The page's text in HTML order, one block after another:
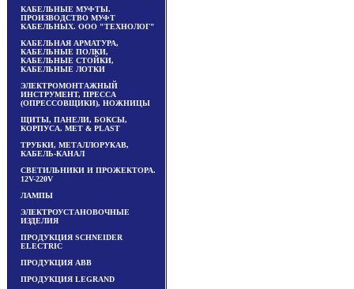
КАБЕЛЬНЫЕ МУФТЫ.
ПРОИЗВОДСТВО МУФТ
КАБЕЛЬНЫХ. ООО "ТЕХНОЛОГ"
КАБЕЛЬНАЯ АРМАТУРА,
КАБЕЛЬНЫЕ ПОЛКИ,
КАБЕЛЬНЫЕ СТОЙКИ,
КАБЕЛЬНЫЕ ЛОТКИ
ЭЛЕКТРОМОНТАЖНЫЙ
ИНСТРУМЕНТ, ПРЕССА
(ОПРЕССОВЩИКИ), НОЖНИЦЫ
ЩИТЫ, ПАНЕЛИ, БОКСЫ,
КОРПУСА. MET & PLAST
ТРУБКИ, МЕТАЛЛОРУКАВ,
КАБЕЛЬ-КАНАЛ
СВЕТИЛЬНИКИ И ПРОЖЕКТОРА.
12V-220V
ЛАМПЫ
ЭЛЕКТРОУСТАНОВОЧНЫЕ
ИЗДЕЛИЯ
ПРОДУКЦИЯ SCHNEIDER
ELECTRIC
ПРОДУКЦИЯ ABB
ПРОДУКЦИЯ LEGRAND